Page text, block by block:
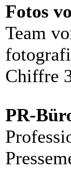
Fotos
Team
Chiffre
PR-